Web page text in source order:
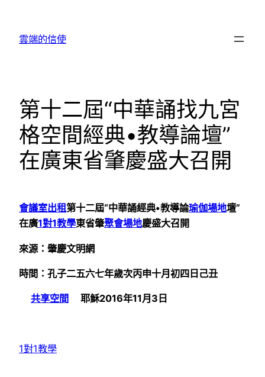
雲端的信使
第十二屆“中華誦找九宮
格空間經典•教導論壇”
在廣東省肇慶盛大召開
會議室出租第十二屆“中華誦經典•教導論瑜伽場地壇”
在廣1對1教學東省肇聚會場地慶盛大召開
來源：肇慶文明網
時間：孔子二五六七年歲次丙申十月初四日己丑
共享空間 耶穌2016年11月3日
1對1教學